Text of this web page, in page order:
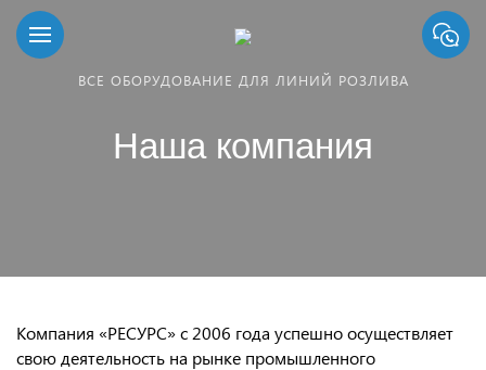
ВСЕ ОБОРУДОВАНИЕ ДЛЯ ЛИНИЙ РОЗЛИВА
Наша компания
Компания «РЕСУРС» с 2006 года успешно осуществляет
свою деятельность на рынке промышленного